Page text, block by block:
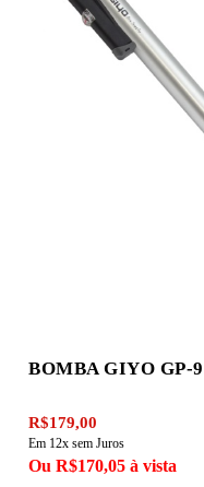
BOMBA GIYO GP-
R$179,00
Em 12x sem Juros
Ou R$170,05 à vista